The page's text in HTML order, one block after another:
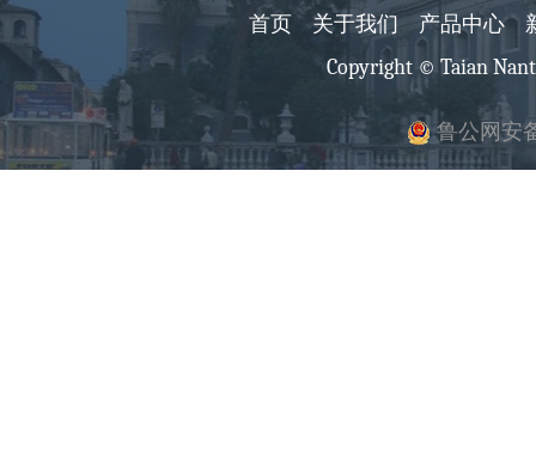
首页 关于我们 产品中心
Copyright © Taian
鲁公网安